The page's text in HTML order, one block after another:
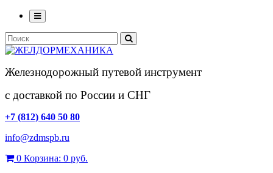
Железнодорожный путевой инструмент
с доставкой по России и СНГ
+7 (812) 640 50 80
info@zdmspb.ru
0 Корзина: 0 руб.